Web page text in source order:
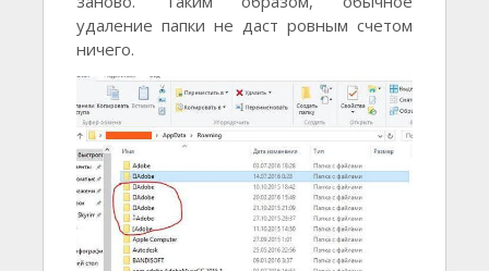
удаление папки не даст ровным счетом
ничего.